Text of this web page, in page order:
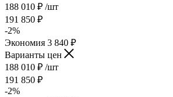
188 010 ₽ /шт
191 850 ₽
-2%
Экономия 3 840 ₽
Варианты цен
188 010 ₽ /шт
191 850 ₽
-2%